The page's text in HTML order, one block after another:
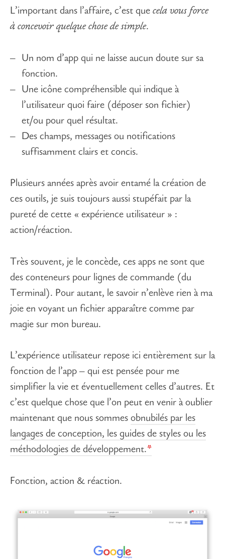
L’important dans l’affaire, c’est que cela vous force
à concevoir quelque chose de simple.
Un nom d’app qui ne laisse aucun doute sur sa
fonction.
Une icône compréhensible qui indique à
l’utilisateur quoi faire (déposer son fichier)
et/ou pour quel résultat.
Des champs, messages ou notifications
suffisamment clairs et concis.
Plusieurs années après avoir entamé la création de
ces outils, je suis toujours aussi stupéfait par la
pureté de cette « expérience utilisateur » :
action/réaction.
Très souvent, je le concède, ces apps ne sont que
des conteneurs pour lignes de commande (du
Terminal). Pour autant, le savoir n’enlève rien à ma
joie en voyant un fichier apparaître comme par
magie sur mon bureau.
L’expérience utilisateur repose ici entièrement sur la
fonction de l’app – qui est pensée pour me
simplifier la vie et éventuellement celles d’autres. Et
c’est quelque chose que l’on peut en venir à oublier
maintenant que nous sommes obnubilés par les
langages de conception, les guides de styles ou les
méthodologies de développement.
Fonction, action & réaction.